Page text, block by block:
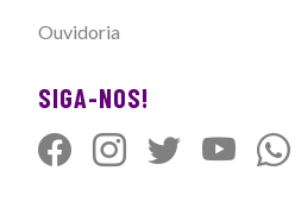
Ouvidoria
SIGA-NOS!